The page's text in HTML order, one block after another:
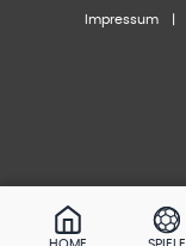
Impressum